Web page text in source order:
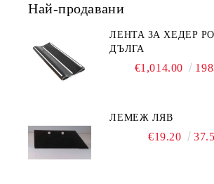
Най-продавани
ЛЕНТА ЗА ХЕДЕР
ДЪЛГА
€1,014.00
ЛЕМЕЖ ЛЯВ
€19.20